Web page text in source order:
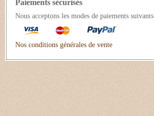
Paiements sécurisés
Nous acceptons les modes de paiements suivants
Nos conditions générales de vente